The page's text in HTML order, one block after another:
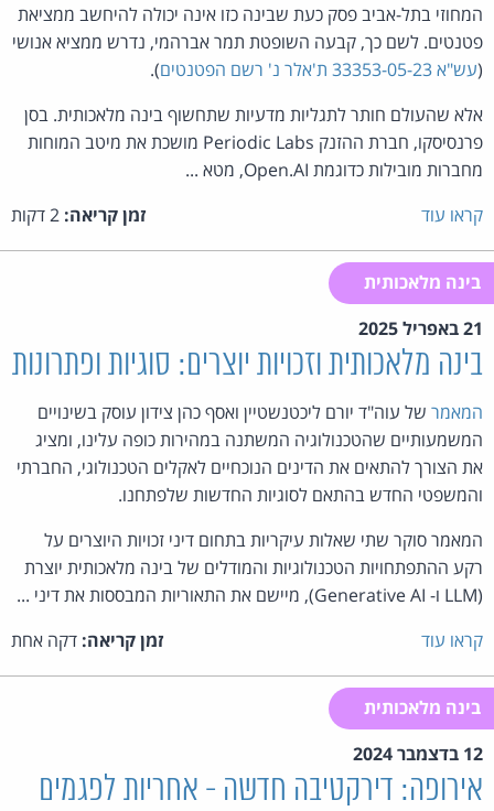
המחוזי בתל-אביב פסק כעת שבינה כזו אינה יכולה להיחשב ממציאת
פטנטים. לשם כך, קבעה השופטת תמר אברהמי, נדרש ממציא אנושי
(עש"א 33353-05-23 ת'אלר נ' רשם הפטנטים
).
אלא שהעולם חותר לתגליות מדעיות שתחשוף בינה מלאכותית. בסן
פרנסיסקו, חברת ההזנק Periodic Labs מושכת את מיטב המוחות
מחברות מובילות כדוגמת Open.AI, מטא ...
קראו עוד
זמן קריאה:
בינה מלאכותית
21 באפריל 2025
בינה מלאכותית וזכויות יוצרים: סוגיות ופתרונות
המאמר של עוה"ד יורם ליכטנשטיין ואסף כהן צידון עוסק בשינויים
המשמעותיים שהטכנולוגיה המשתנה במהירות כופה עלינו, ומציג
את הצורך להתאים את הדינים הנוכחיים לאקלים הטכנולוגי, החברתי
והמשפטי החדש בהתאם לסוגיות החדשות שלפתחנו.
המאמר סוקר שתי שאלות עיקריות בתחום דיני זכויות היוצרים על
רקע ההתפתחויות הטכנולוגיות והמודלים של בינה מלאכותית יוצרת
(LLM ו- Generative AI), מיישם את התאוריות המבססות את דיני ...
קראו עוד
זמן קריאה: דקה אחת
בינה מלאכותית
12 בדצמבר 2024
אירופה: דירקטיבה חדשה - אחריות לפגמים